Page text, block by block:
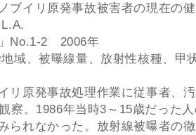
ブイリ原発事故被害者の現在の
No.1-2 2006年
域、被曝線量、放射性核種、甲
リ原発事故処理作業に従事者、
察。1986年当時3～15歳だった
られなかった。放射線被曝者の